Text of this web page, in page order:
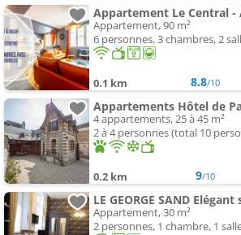
Appartement Le Central -
Appartement, 90 m²
6 personnes, 3 chambres, 2
0.1 km 8.8/10
4 appartements, 25 à 45 m²
2 à 4 personnes (total 10
0.2 km 9/10
Appartement, 30 m²
2 personnes, 1 chambre, 1